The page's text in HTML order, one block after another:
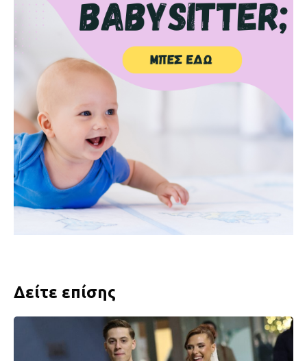
Δείτε επίσης